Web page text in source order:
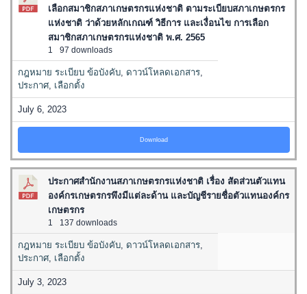
เลือกสมาชิกสภาเกษตรกรแห่งชาติ ตามระเบียบสภาเกษตรกร
แห่งชาติ ว่าด้วยหลักเกณฑ์ วิธีการ และเงื่อนไข การเลือก
สมาชิกสภาเกษตรกรแห่งชาติ พ.ศ. 2565
1 97 downloads
กฎหมาย ระเบียบ ข้อบังคับ, ดาวน์โหลดเอกสาร,
ประกาศ, เลือกตั้ง
July 6, 2023
Download
ประกาศสำนักงานสภาเกษตรกรแห่งชาติ เรื่อง สัดส่วนตัวแทน
องค์กรเกษตรกรพึงมีแต่ละด้าน และบัญชีรายชื่อตัวแทนองค์กร
เกษตรกร
1 137 downloads
กฎหมาย ระเบียบ ข้อบังคับ, ดาวน์โหลดเอกสาร,
ประกาศ, เลือกตั้ง
July 3, 2023